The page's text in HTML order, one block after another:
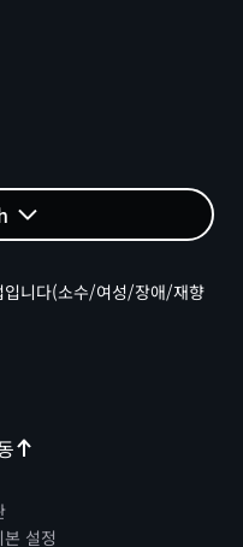
니다(소수/여성/장애/재향
설정